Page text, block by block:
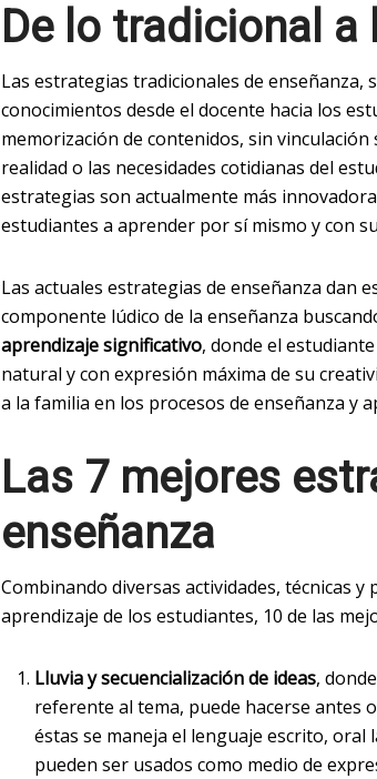
De lo tradicional
Las estrategias tradicionales de enseñanza,
conocimientos desde el docente hacia los
memorización de contenidos, sin
realidad o las necesidades cotidianas del
estrategias son actualmente más
estudiantes a aprender por sí mismo y con
Las actuales estrategias de enseñanza dan
componente lúdico de la enseñanza
aprendizaje significativo, donde el
natural y con expresión máxima de su
a la familia en los procesos de enseñanza y
Las 7 mejores
enseñanza
Combinando diversas actividades, técnicas
aprendizaje de los estudiantes, 10 de las
Lluvia y secuencialización de ideas,
referente al tema, puede hacerse antes
éstas se maneja el lenguaje escrito, oral
pueden ser usados como medio de